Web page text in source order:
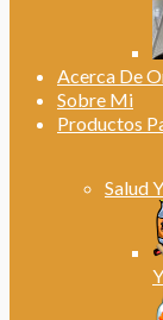
Acerca De
Sobre Mi
Productos
Salud